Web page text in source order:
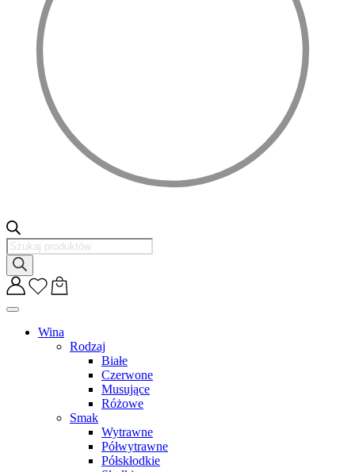
Wyszukiwarka
produktów
Wina
Rodzaj
Białe
Czerwone
Musujące
Różowe
Smak
Wytrawne
Półwytrawne
Półskłodkie